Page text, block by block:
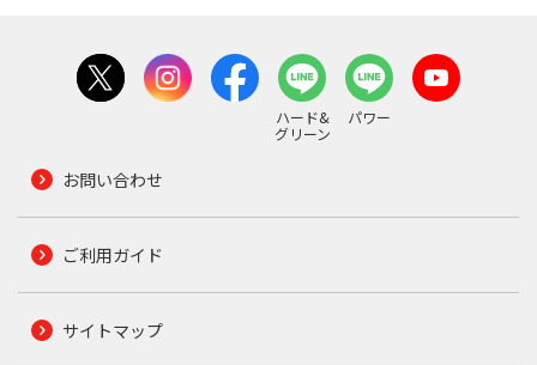
ハード&
グリーン
パワー
お問い合わせ
ご利用ガイド
サイトマップ